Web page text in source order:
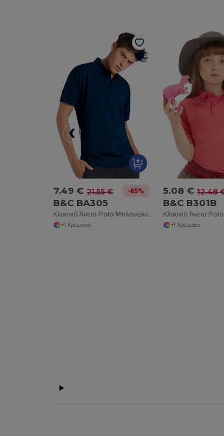
7.49 € 21.55 € -65%
B&C BA305
Κλασικό Άνετο Polo Μπλουζάκι με Κοντά Μανίκια
+1 Χρώματα
5.08 € 12.48
B&C B301B
+1 Χρώματα